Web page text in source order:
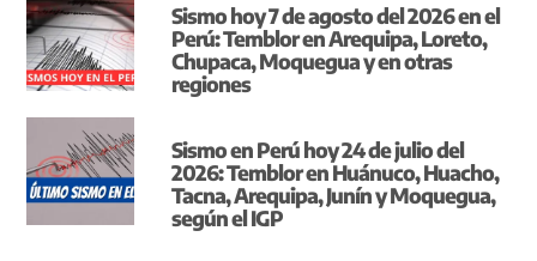
Sismo hoy 7 de agosto del 2026 en el
Perú: Temblor en Arequipa, Loreto,
Chupaca, Moquegua y en otras
regiones
Sismo en Perú hoy 24 de julio del
2026: Temblor en Huánuco, Huacho,
Tacna, Arequipa, Junín y Moquegua,
según el IGP